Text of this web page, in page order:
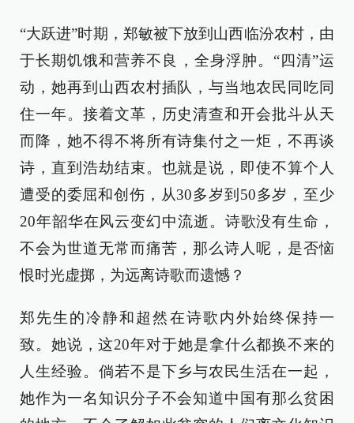
“大跃进”时期，郑敏被下放到山西临汾农村，由
于长期饥饿和营养不良，全身浮肿。“四清”运
动，她再到山西农村插队，与当地农民同吃同
住一年。接着文革，历史清查和开会批斗从天
而降，她不得不将所有诗集付之一炬，不再谈
诗，直到浩劫结束。也就是说，即使不算个人
遭受的委屈和创伤，从30多岁到50多岁，至少
20年韶华在风云变幻中流逝。诗歌没有生命，
不会为世道无常而痛苦，那么诗人呢，是否恼
恨时光虚掷，为远离诗歌而遗憾？
郑先生的冷静和超然在诗歌内外始终保持一
致。她说，这20年对于她是拿什么都换不来的
人生经验。倘若不是下乡与农民生活在一起，
她作为一名知识分子不会知道中国有那么贫困